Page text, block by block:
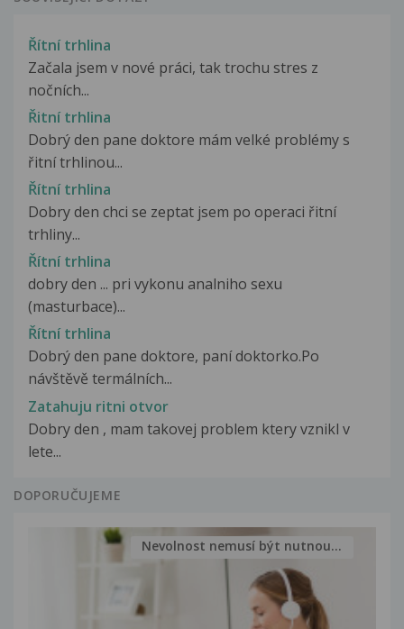
Řítní trhlina
Začala jsem v nové práci, tak trochu stres z
nočních...
Řitní trhlina
Dobrý den pane doktore mám velké problémy s
řitní trhlinou...
Řítní trhlina
Dobry den chci se zeptat jsem po operaci řitní
trhliny...
Řítní trhlina
dobry den ... pri vykonu analniho sexu
(masturbace)...
Řítní trhlina
Dobrý den pane doktore, paní doktorko.Po
návštěvě termálních...
Zatahuju ritni otvor
Dobry den , mam takovej problem ktery vznikl v
lete...
DOPORUČUJEME
Nevolnost nemusí být nutnou...